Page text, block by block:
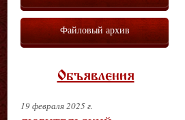
Файловый архив
Объявления
19 февраля 2025 г.